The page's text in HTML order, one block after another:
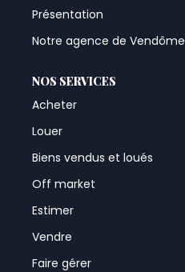
Présentation
Notre agence de Vendôme
NOS SERVICES
Acheter
Louer
Biens vendus et loués
Off market
Estimer
Vendre
Faire gérer